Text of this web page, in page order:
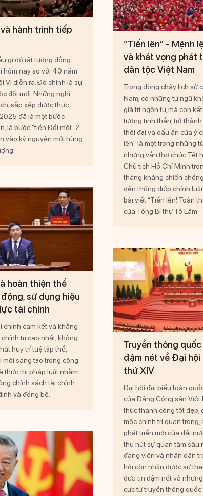
hành trình tiếp
gì đó rất tương đồng
hôm nay so với 40 năm
VI diễn ra. Đó chính là sự
đổi mới. Những nghị
sắp xếp được thực
đã là một bước
là bước “tiền Đổi mới” 2
vào kỷ nguyên mới hùng
hoàn thiện thể
sử dụng hiệu
tài chính
chính cam kết và khẳng
trị cao nhất, không
huy trí tuệ tập thể,
mới sáng tạo trong công
thực thi pháp luật nhằm
chính sách tài chính
và đồng bộ.
“Tiến lên” - Mệnh
và khát vọng phát
dân tộc Việt Nam
Trong dòng chảy lịch sử
Nam, có những từ ngữ
giá trị ngôn từ, mà còn
tượng tinh thần, trở
thời đại và dấu ấn của ý
lên” là một trong những
những vần thơ chúc Tết
Chủ tịch Hồ Chí Minh
tháng kháng chiến
đến thông điệp chính
bài viết “Tiến lên! Toàn
của Tổng Bí thư Tô Lâm.
Truyền thông
đậm nét về Đại
thứ XIV
Đại hội đại biểu toàn
của Đảng Cộng sản Việt
thúc thành công tốt đẹp,
mốc chính trị quan trọng,
phát triển mới của đất
thu hút sự quan tâm sâu
đảng viên và nhân dân
hội còn nhận được sự
đưa tin đậm nét và
cực từ truyền thông quốc